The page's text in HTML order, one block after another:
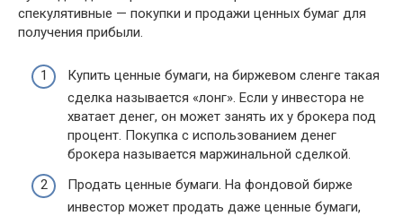
спекулятивные — покупки и продажи ценных бумаг для
получения прибыли.
Купить ценные бумаги, на биржевом сленге такая
сделка называется «лонг». Если у инвестора не
хватает денег, он может занять их у брокера под
процент. Покупка с использованием денег
брокера называется маржинальной сделкой.
Продать ценные бумаги. На фондовой бирже
инвестор может продать даже ценные бумаги,